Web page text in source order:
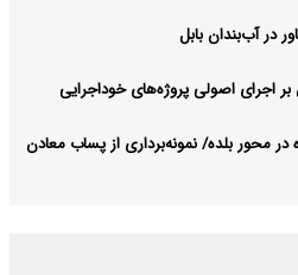
در آب‌بندان بابل
بر اجرای اصولی پروژه‌های خوداجرایی
آلاینده در محور بلده/ نمونه‌برداری از پساب معادن